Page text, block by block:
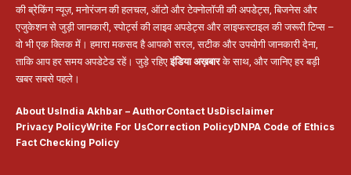
की ब्रेकिंग न्यूज़, मनोरंजन की हलचल, ऑटो और टेक्नोलॉजी की अपडेट्स, बिजनेस और
एजुकेशन से जुड़ी जानकारी, स्पोर्ट्स की लाइव अपडेट्स और लाइफस्टाइल की जरूरी टिप्स –
वो भी एक क्लिक में। हमारा मकसद है आपको सरल, सटीक और उपयोगी जानकारी देना,
ताकि आप हर समय अपडेटेड रहें। जुड़े रहिएइंडिया अख़बारके साथ, और जानिए हर बड़ी
खबर सबसे पहले।
About UsIndia Akhbar – AuthorContact UsDisclaimer
Privacy PolicyWrite For UsCorrection PolicyDNPA Code of Ethics
Fact Checking Policy